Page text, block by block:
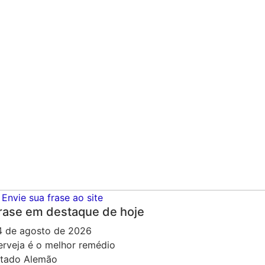
Envie sua frase ao site
em destaque de hoje
de agosto de 2026
é o melhor remédio
Alemão